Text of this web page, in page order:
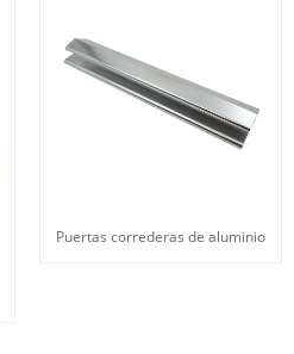
Puertas correderas de aluminio